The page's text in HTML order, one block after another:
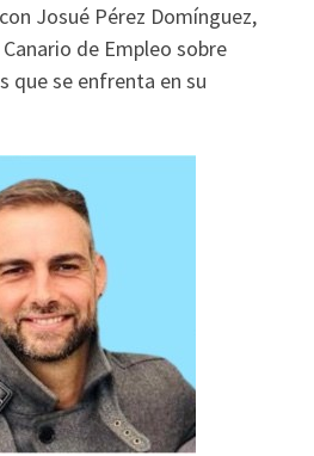
Josué Pérez Domínguez,
de Empleo sobre
que se enfrenta en su